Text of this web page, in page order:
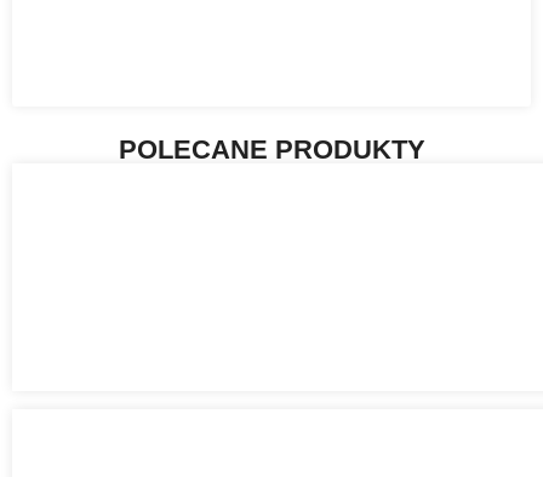
POLECANE PRODUKTY